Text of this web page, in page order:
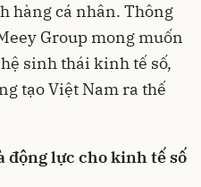
hàng cá nhân. Thông
Group mong muốn
sinh thái kinh tế số,
tạo Việt Nam ra thế
động lực cho kinh tế số